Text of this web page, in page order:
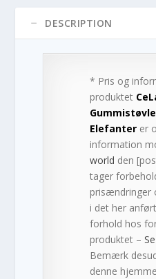
DESCRIPTION
* Pris og
produktet
Elefanter er
information
world den
tager
prisændringer
i det her
forhold hos
produktet –
Bemærk
denne